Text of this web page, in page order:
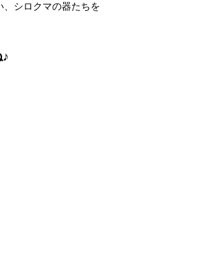
シロクマの器たちを